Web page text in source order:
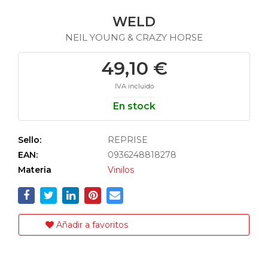
WELD
NEIL YOUNG & CRAZY HORSE
49,10 €
IVA incluido
En stock
Sello:
REPRISE
EAN:
0936248818278
Materia
Vinilos
Añadir a favoritos